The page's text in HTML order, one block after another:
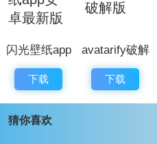
闪光壁纸app
安卓最新版
下载
avatarify破解
版
下载
猜你喜欢